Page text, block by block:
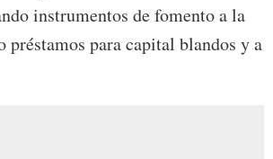
instrumentos de fomento a la
préstamos para capital blandos y a